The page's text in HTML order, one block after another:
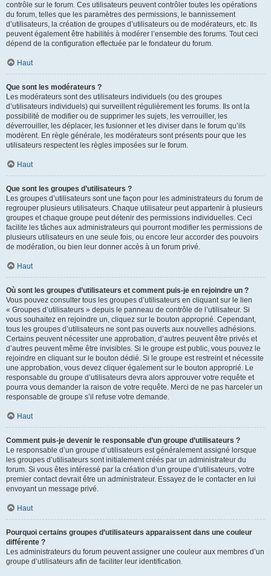
contrôle sur le forum. Ces utilisateurs peuvent contrôler toutes les opérations
du forum, telles que les paramètres des permissions, le bannissement
d’utilisateurs, la création de groupes d’utilisateurs ou de modérateurs, etc. Ils
peuvent également être habilités à modérer l’ensemble des forums. Tout ceci
dépend de la configuration effectuée par le fondateur du forum.
Haut
Que sont les modérateurs ?
Les modérateurs sont des utilisateurs individuels (ou des groupes
d’utilisateurs individuels) qui surveillent régulièrement les forums. Ils ont la
possibilité de modifier ou de supprimer les sujets, les verrouiller, les
déverrouiller, les déplacer, les fusionner et les diviser dans le forum qu’ils
modèrent. En règle générale, les modérateurs sont présents pour que les
utilisateurs respectent les règles imposées sur le forum.
Haut
Que sont les groupes d’utilisateurs ?
Les groupes d’utilisateurs sont une façon pour les administrateurs du forum de
regrouper plusieurs utilisateurs. Chaque utilisateur peut appartenir à plusieurs
groupes et chaque groupe peut détenir des permissions individuelles. Ceci
facilite les tâches aux administrateurs qui pourront modifier les permissions de
plusieurs utilisateurs en une seule fois, ou encore leur accorder des pouvoirs
de modération, ou bien leur donner accès à un forum privé.
Haut
Où sont les groupes d’utilisateurs et comment puis-je en rejoindre un ?
Vous pouvez consulter tous les groupes d’utilisateurs en cliquant sur le lien
« Groupes d’utilisateurs » depuis le panneau de contrôle de l’utilisateur. Si
vous souhaitez en rejoindre un, cliquez sur le bouton approprié. Cependant,
tous les groupes d’utilisateurs ne sont pas ouverts aux nouvelles adhésions.
Certains peuvent nécessiter une approbation, d’autres peuvent être privés et
d’autres peuvent même être invisibles. Si le groupe est public, vous pouvez le
rejoindre en cliquant sur le bouton dédié. Si le groupe est restreint et nécessite
une approbation, vous devez cliquer également sur le bouton approprié. Le
responsable du groupe d’utilisateurs devra alors approuver votre requête et
pourra vous demander la raison de votre requête. Merci de ne pas harceler un
responsable de groupe s’il refuse votre demande.
Haut
Comment puis-je devenir le responsable d’un groupe d’utilisateurs ?
Le responsable d’un groupe d’utilisateurs est généralement assigné lorsque
les groupes d’utilisateurs sont initialement créés par un administrateur du
forum. Si vous êtes intéressé par la création d’un groupe d’utilisateurs, votre
premier contact devrait être un administrateur. Essayez de le contacter en lui
envoyant un message privé.
Haut
Pourquoi certains groupes d’utilisateurs apparaissent dans une couleur
différente ?
Les administrateurs du forum peuvent assigner une couleur aux membres d’un
groupe d’utilisateurs afin de faciliter leur identification.